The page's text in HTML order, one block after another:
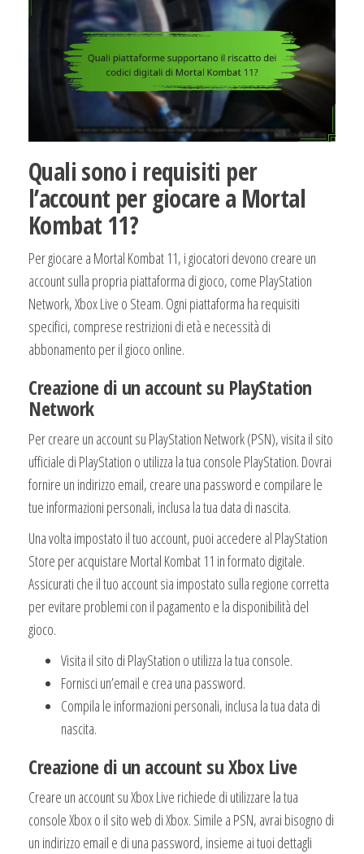
Quali sono i requisiti per
l’account per giocare a Mortal
Kombat 11?
Per giocare a Mortal Kombat 11, i giocatori devono creare un
account sulla propria piattaforma di gioco, come PlayStation
Network, Xbox Live o Steam. Ogni piattaforma ha requisiti
specifici, comprese restrizioni di età e necessità di
abbonamento per il gioco online.
Creazione di un account su PlayStation
Network
Per creare un account su PlayStation Network (PSN), visita il sito
ufficiale di PlayStation o utilizza la tua console PlayStation. Dovrai
fornire un indirizzo email, creare una password e compilare le
tue informazioni personali, inclusa la tua data di nascita.
Una volta impostato il tuo account, puoi accedere al PlayStation
Store per acquistare Mortal Kombat 11 in formato digitale.
Assicurati che il tuo account sia impostato sulla regione corretta
per evitare problemi con il pagamento e la disponibilità del
gioco.
Visita il sito di PlayStation o utilizza la tua console.
Fornisci un’email e crea una password.
Compila le informazioni personali, inclusa la tua data di
nascita.
Creazione di un account su Xbox Live
Creare un account su Xbox Live richiede di utilizzare la tua
console Xbox o il sito web di Xbox. Simile a PSN, avrai bisogno di
un indirizzo email e di una password, insieme ai tuoi dettagli